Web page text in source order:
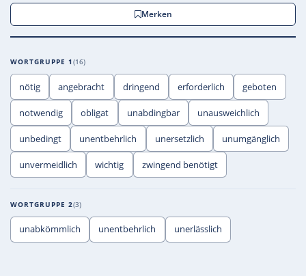
Merken
WORTGRUPPE 1 16
nötig angebracht dringend erforderlich geboten
notwendig obligat unabdingbar unausweichlich
unbedingt unentbehrlich unersetzlich unumgänglich
unvermeidlich wichtig zwingend benötigt
WORTGRUPPE 2 3
unabkömmlich unentbehrlich unerlässlich